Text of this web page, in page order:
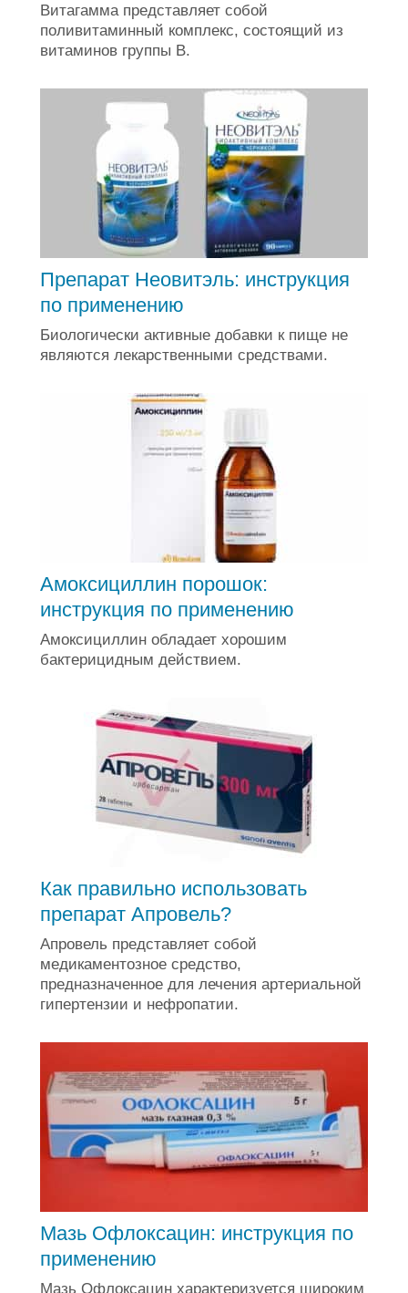
Витагамма представляет собой
поливитаминный комплекс, состоящий из
витаминов группы B.
Препарат Неовитэль: инструкция
по применению
Биологически активные добавки к пище не
являются лекарственными средствами.
Амоксициллин порошок:
инструкция по применению
Амоксициллин обладает хорошим
бактерицидным действием.
Как правильно использовать
препарат Апровель?
Апровель представляет собой
медикаментозное средство,
предназначенное для лечения артериальной
гипертензии и нефропатии.
Мазь Офлоксацин: инструкция по
применению
Мазь Офлоксацин характеризуется широким